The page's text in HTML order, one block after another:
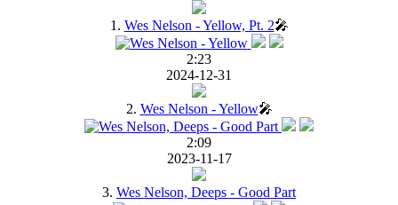
1. Wes Nelson - Yellow, Pt. 2🎤
2:23
2024-12-31
2. Wes Nelson - Yellow🎤
2:09
2023-11-17
3. Wes Nelson, Deeps - Good Part